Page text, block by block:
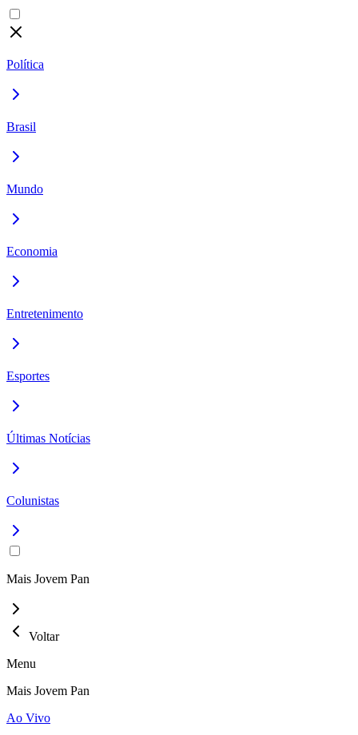
Política
Brasil
Mundo
Economia
Entretenimento
Esportes
Últimas Notícias
Colunistas
Mais Jovem Pan
Voltar
Menu
Mais Jovem Pan
Ao Vivo